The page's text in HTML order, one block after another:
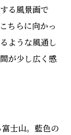
る風景画で
ちらに向かっ
ような風通し
が少し広く感
士山。藍色の